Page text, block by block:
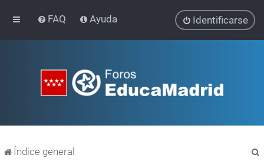
FAQ Ayuda Identificarse
Índice general